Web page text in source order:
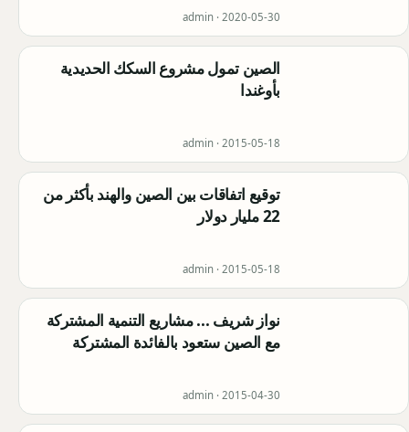
admin · 2020-05-30
الصين تمول مشروع السكك الحديدية
بأوغندا
admin · 2015-05-18
توقيع اتفاقات بين الصين والهند بأكثر من
22 مليار دولار
admin · 2015-05-18
نواز شريف ... مشاريع التنمية المشتركة
مع الصين ستعود بالفائدة المشتركة
admin · 2015-04-30